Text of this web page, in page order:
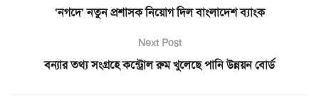
‘নগদে’ নতুন প্রশাসক নিয়োগ দিল বাংলাদেশ ব্যাংক
Next Post
বন্যার তথ্য সংগ্রহে কন্ট্রোল রুম খুলেছে পানি উন্নয়ন বোর্ড